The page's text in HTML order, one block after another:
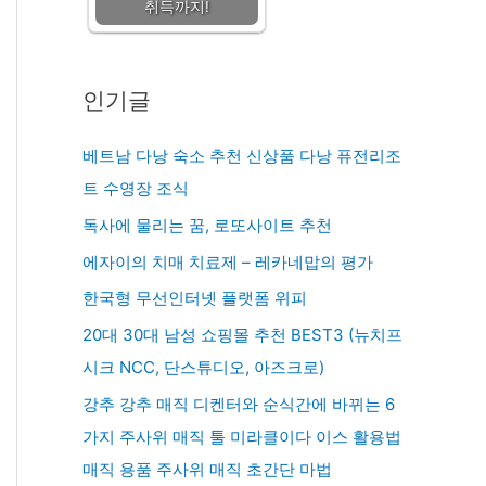
취득까지!
인기글
베트남 다낭 숙소 추천 신상품 다낭 퓨전리조
트 수영장 조식
독사에 물리는 꿈, 로또사이트 추천
에자이의 치매 치료제 – 레카네맙의 평가
한국형 무선인터넷 플랫폼 위피
20대 30대 남성 쇼핑몰 추천 BEST3 (뉴치프
시크 NCC, 단스튜디오, 아즈크로)
강추 강추 매직 디켄터와 순식간에 바뀌는 6
가지 주사위 매직 툴 미라클이다 이스 활용법
매직 용품 주사위 매직 초간단 마법